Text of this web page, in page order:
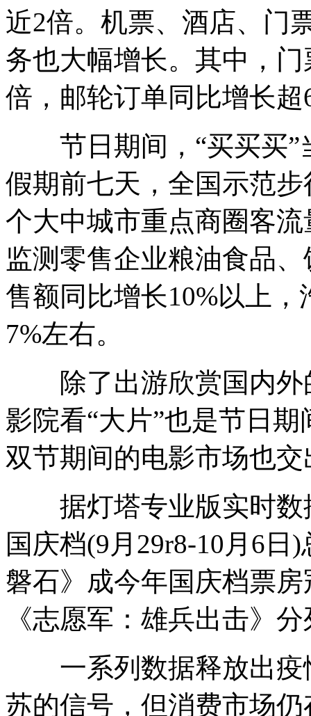
近2倍。机票、酒店、门
务也大幅增长。其中，
倍，邮轮订单同比增长超
节日期间，“买买买”
假期前七天，全国示范
个大中城市重点商圈客
监测零售企业粮油食品
售额同比增长10%以上
7%左右。
除了出游欣赏国内外
影院看“大片”也是节日
双节期间的电影市场也
据灯塔专业版实时数
国庆档(9月29r8-10月6日
磐石》成今年国庆档票
《志愿军：雄兵出击》
一系列数据释放出疫
苏的信号，但消费市场